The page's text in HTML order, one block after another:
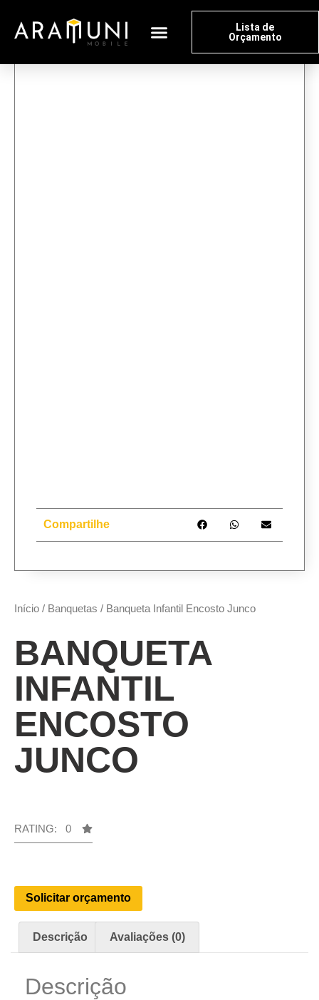
Lista de
Orçamento
Início / Banquetas / Banqueta Infantil Encosto Junco
BANQUETA
INFANTIL
ENCOSTO
JUNCO
RATING: 0
Solicitar orçamento
Compartilhe
Descrição Avaliações (0)
Descrição